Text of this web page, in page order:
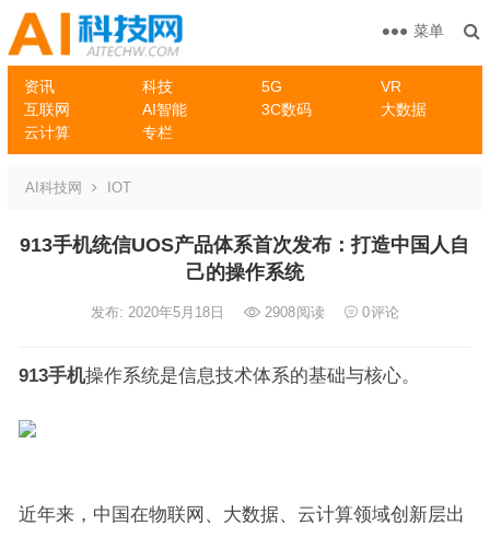
资讯 科技 5G
VR
互联网
AI智能 3C数码
大数据
云计算
专栏
菜单
AI科技网 IOT
913手机统信UOS产品体系首次发布：打造中国人自
己的操作系统
发布: 2020年5月18日 2908阅读 0评论
913手机操作系统是信息技术体系的基础与核心。
近年来，中国在物联网、大数据、云计算领域创新层出